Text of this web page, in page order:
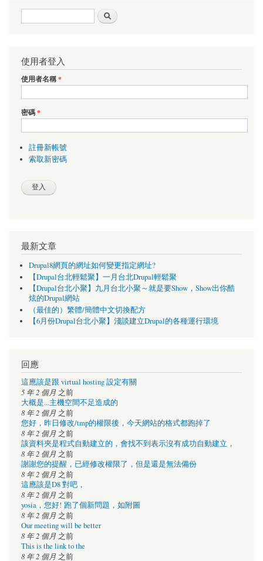
搜尋表單
使用者登入
使用者名稱*
密碼*
註冊新帳號
索取新密碼
最新文章
Drupal8網頁的網址如何變更指定網址?
【Drupal台北輕鬆聚】一月台北Drupal輕鬆聚
【Drupal台北小聚】九月台北小聚～就是要Show，Show出你酷
炫的Drupal網站
（最佳的）繁體/簡體中文切換配方
【6月份Drupal台北小聚】淺談建立Drupal的各種運行環境
回應
這應該是跟 virtual hosting 設定有關
5 年 2 個月 之前
大概是...主機空間不足造成的
8 年 2 個月 之前
您好，昨日修改/tmp的權限後，今天網站的格式都跑掉了
8 年 2 個月 之前
該資料夾是程式自動建立的，會找不到表示沒有成功自動建立，
8 年 2 個月 之前
謝謝您的提醒，已經修改權限了，但是還是無法備份
8 年 2 個月 之前
這應該是D8 對吧，
8 年 2 個月 之前
yosia，您好! 跑了個新問題，如附圖
8 年 2 個月 之前
Our meeting will be better
8 年 2 個月 之前
This is the link to the
8 年 2 個月 之前